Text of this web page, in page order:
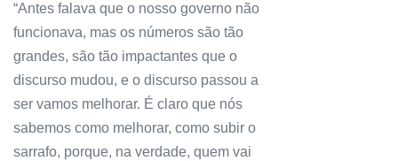
“Antes falava que o nosso governo não
funcionava, mas os números são tão
grandes, são tão impactantes que o
discurso mudou, e o discurso passou a
ser vamos melhorar. É claro que nós
sabemos como melhorar, como subir o
sarrafo, porque, na verdade, quem vai